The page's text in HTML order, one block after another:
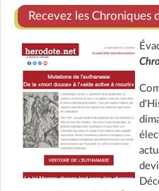
Recevez les